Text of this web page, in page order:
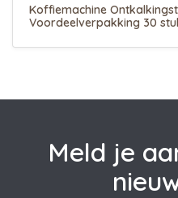
Koffiemachine
Voordeelverpakking 30
Meld je